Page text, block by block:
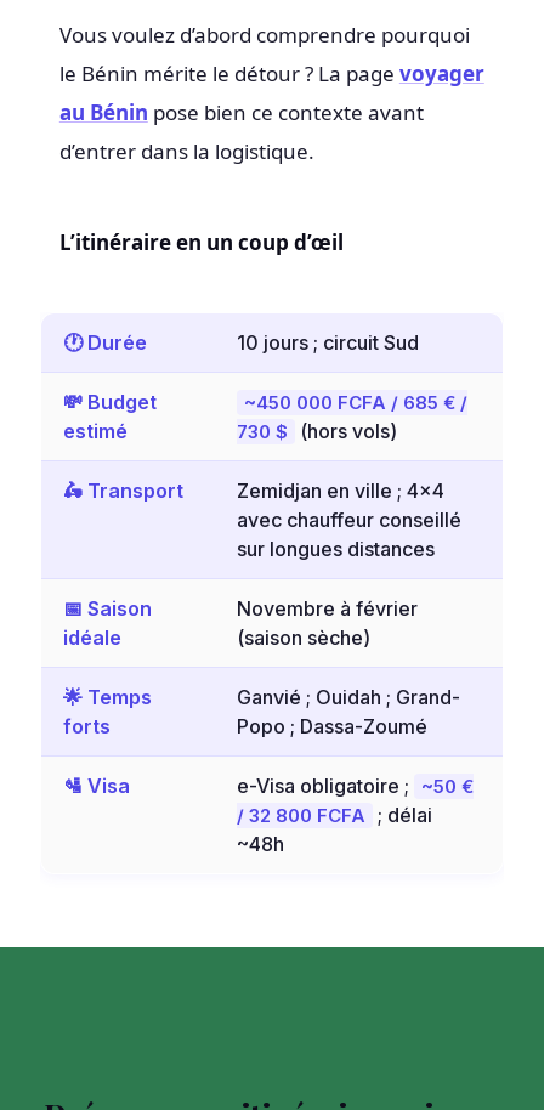
Vous voulez d’abord comprendre pourquoi
le Bénin mérite le détour ? La page voyager
au Bénin pose bien ce contexte avant
d’entrer dans la logistique.
L’itinéraire en un coup d’œil
🕐 Durée 10 jours ; circuit Sud
💸 Budget
estimé
~450 000 FCFA / 685 € /
730 $
(hors vols)
🛵 Transport
Zemidjan en ville ; 4×4
avec chauffeur conseillé
sur longues distances
📅 Saison
idéale
Novembre à février
(saison sèche)
🌟 Temps
forts
Ganvié ; Ouidah ; Grand-
Popo ; Dassa-Zoumé
🛂 Visa e-Visa obligatoire ;
~50 €
/ 32 800 FCFA
; délai
~48h